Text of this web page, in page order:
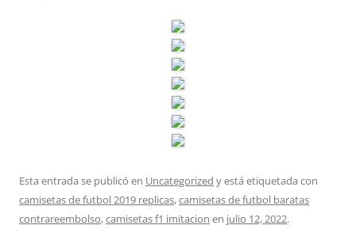
Esta entrada se publicó en Uncategorized y está etiquetada con
camisetas de futbol 2019 replicas,camisetas de futbol baratas
contrareembolso,camisetas f1 imitacion en julio 12, 2022.